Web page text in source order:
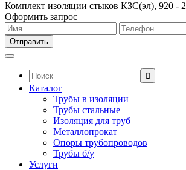
Комплект изоляции стыков КЗС(эл), 920
Оформить запрос
Поиск:
Каталог
Трубы в изоляции
Трубы стальные
Изоляция для труб
Металлопрокат
Опоры трубопроводов
Трубы б/у
Услуги